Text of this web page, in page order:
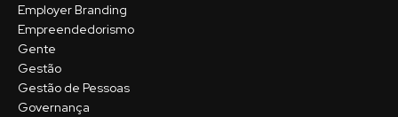
Employer Branding
Empreendedorismo
Gente
Gestão
Gestão de Pessoas
Governança